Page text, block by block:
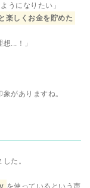
うになりたい」
楽しくお金を貯めた
...！」
がありますね。
た。
を使っているという声